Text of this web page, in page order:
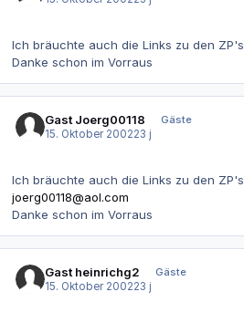
Ich bräuchte auch die Links zu den ZP's
Danke schon im Vorraus
Gast Joerg00118
Gäste
15. Oktober 200223 j
Ich bräuchte auch die Links zu den ZP's
joerg00118@aol.com
Danke schon im Vorraus
Gast heinrichg2
Gäste
15. Oktober 200223 j